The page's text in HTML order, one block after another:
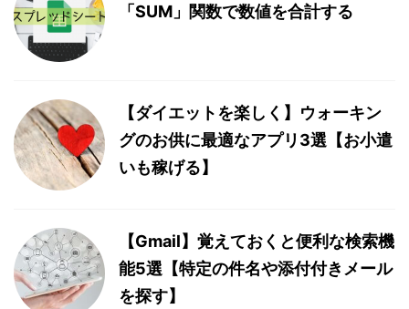
「SUM」関数で数値を合計する
【ダイエットを楽しく】ウォーキン
グのお供に最適なアプリ3選【お小遣
いも稼げる】
【Gmail】覚えておくと便利な検索機
能5選【特定の件名や添付付きメール
を探す】